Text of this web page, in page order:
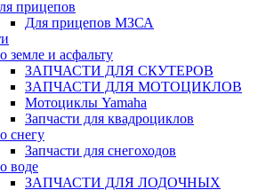
прицепов
Для прицепов МЗСА
земле и асфальту
ЗАПЧАСТИ ДЛЯ СКУТЕРОВ
ЗАПЧАСТИ ДЛЯ МОТОЦИКЛОВ
Мотоциклы Yamaha
Запчасти для квадроциклов
снегу
Запчасти для снегоходов
воде
ЗАПЧАСТИ ДЛЯ ЛОДОЧНЫХ